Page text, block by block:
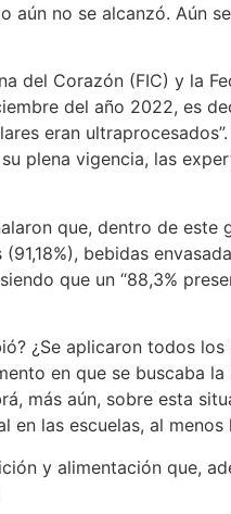
aún no se alcanzó. Aún
del Corazón (FIC) y la
del año 2022, es
eran
plena vigencia, las
que, dentro de
bebidas
que un “88,3%
¿Se aplicaron todos
en que se buscaba
más aún, sobre esta
las escuelas, al menos
y alimentación que,